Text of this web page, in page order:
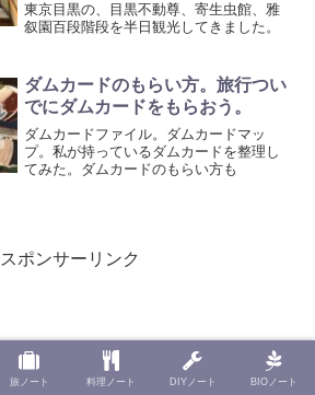
東京目黒の、目黒不動尊、寄生虫館、雅
叙園百段階段を半日観光してきました。
ダムカードのもらい方。旅行つい
でにダムカードをもらおう。
ダムカードファイル。ダムカードマッ
プ。私が持っているダムカードを整理し
てみた。ダムカードのもらい方も
スポンサーリンク
旅ノート 料理ノート DIYノート BIOノート